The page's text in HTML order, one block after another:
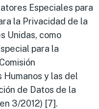
Especiales para
la Privacidad de la
Unidas, como
para la
Humanos y las del
de Datos de la
3/2012) [7].